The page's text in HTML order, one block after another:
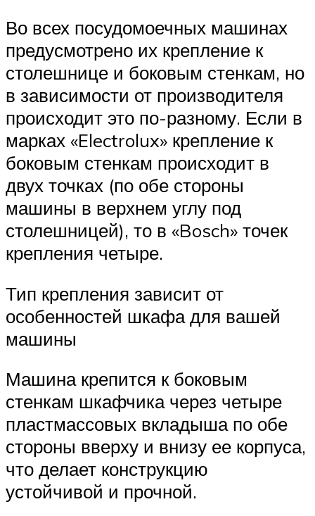
Во всех посудомоечных машинах
предусмотрено их крепление к
столешнице и боковым стенкам, но
в зависимости от производителя
происходит это по-разному. Если в
марках «Electrolux» крепление к
боковым стенкам происходит в
двух точках (по обе стороны
машины в верхнем углу под
столешницей), то в «Bosch» точек
крепления четыре.
Тип крепления зависит от
особенностей шкафа для вашей
машины
Машина крепится к боковым
стенкам шкафчика через четыре
пластмассовых вкладыша по обе
стороны вверху и внизу ее корпуса,
что делает конструкцию
устойчивой и прочной.